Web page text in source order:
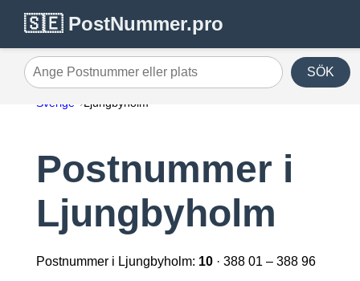
🇸🇪 PostNummer.pro
Ange Postnummer eller plats SÖK
Sverige Ljungbyholm
Postnummer i
Ljungbyholm
Postnummer i Ljungbyholm: 10· 388 01 – 388 96